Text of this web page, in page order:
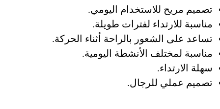
تصميم مريح للاستخدام اليومي.
مناسبة للارتداء لفترات طويلة.
تساعد على الشعور بالراحة أثناء الحركة.
مناسبة لمختلف الأنشطة اليومية.
سهلة الارتداء.
تصميم عملي للرجال.